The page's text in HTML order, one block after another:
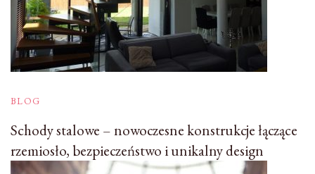
BLOG
Schody stalowe – nowoczesne konstrukcje łączące
rzemiosło, bezpieczeństwo i unikalny design